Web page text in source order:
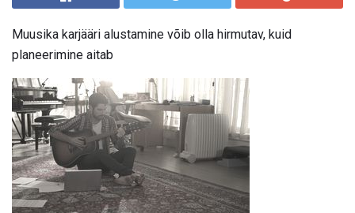
Muusika karjääri alustamine võib olla hirmutav, kuid
planeerimine aitab